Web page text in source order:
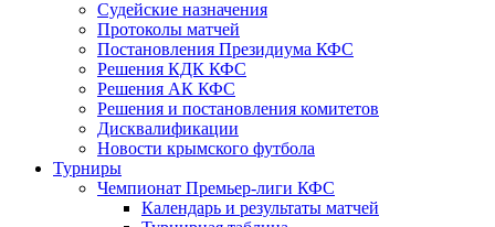
Судейские назначения
Протоколы матчей
Постановления Президиума КФС
Решения КДК КФС
Решения АК КФС
Решения и постановления комитетов
Дисквалификации
Новости крымского футбола
Турниры
Чемпионат Премьер-лиги КФС
Календарь и результаты матчей